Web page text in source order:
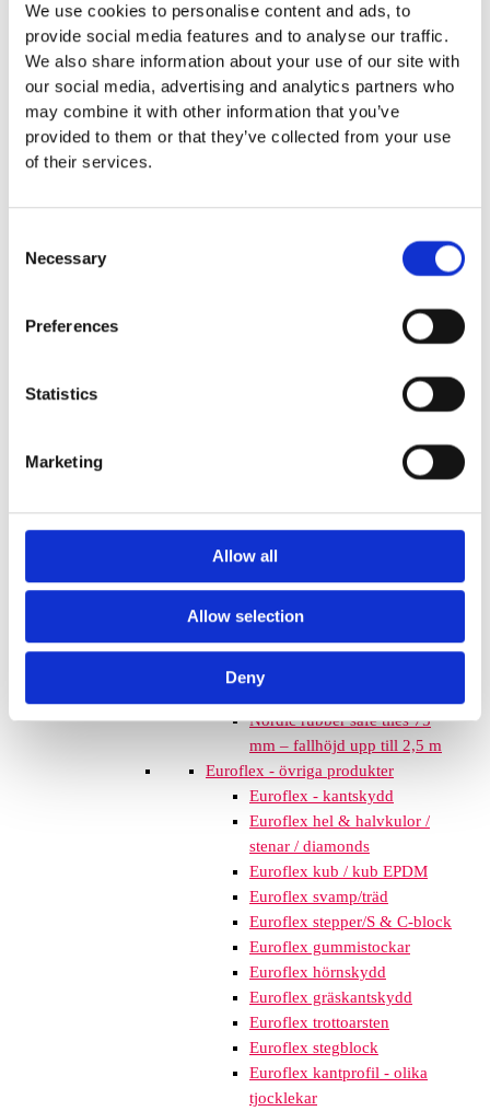
We use cookies to personalise content and ads, to
provide social media features and to analyse our traffic.
We also share information about your use of our site with
our social media, advertising and analytics partners who
may combine it with other information that you’ve
provided to them or that they’ve collected from your use
of their services.
Selection
Necessary
Preferences
Statistics
Marketing
Allow all
Allow selection
Deny
som de flesta barnen uppskattar. De
tar inte mycket plats och de fälls ner
i marken så de kan med fördel
monteras mellan lekplatsutrustning
där det finns lediga ytor. När barnen
springer mellan klätterställningar och
FALLSKYDD & UNDERLAG
mm - för fallhöjd till och med
mm - för fallhöjd 1,2 meter
Euroflex fallskyddsmatta 50
Euroflex fallskyddsmatta 60
mm – för fallhöjd 1,7 meter
Euroflex fallskyddsmatta 70
mm - för fallhöjd 2,1 meter
mm - för fallhöjd 2,4 meter
meter
Nordic rubber safe tiles 40
mm – fallhöjd upp till 1,5 m
Nordic rubber safe tiles 55
Nordic rubber safe tiles 75
mm – fallhöjd upp till 2,5 m
Euroflex - övriga produkter
Euroflex - kantskydd
Euroflex hel & halvkulor /
stenar / diamonds
Euroflex kub / kub EPDM
Euroflex svamp/träd
Euroflex stepper/S & C-block
Euroflex gummistockar
Euroflex hörnskydd
Euroflex gräskantskydd
Euroflex trottoarsten
Euroflex stegblock
Euroflex kantprofil - olika
tjocklekar